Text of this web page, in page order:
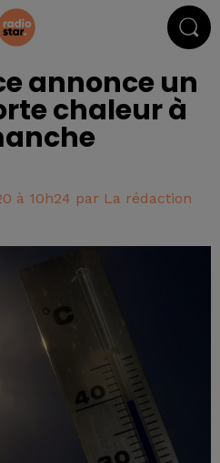
annonce un
chaleur à
à 10h24 par La rédaction